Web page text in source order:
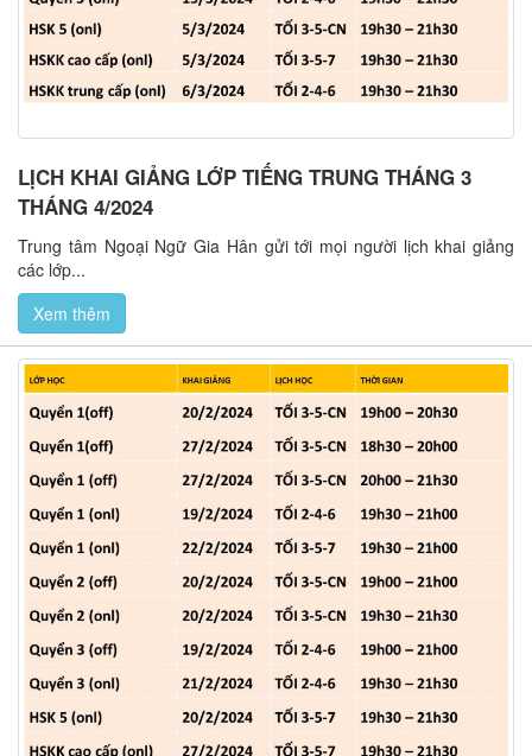
LỊCH KHAI GIẢNG LỚP TIẾNG TRUNG THÁNG 3
THÁNG 4/2024
Trung tâm Ngoại Ngữ Gia Hân gửi tới mọi người lịch khai giảng
các lớp...
Xem thêm